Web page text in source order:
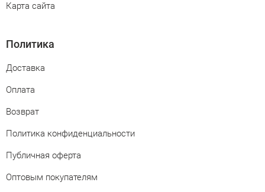
Карта сайта
Политика
Доставка
Оплата
Возврат
Политика конфиденциальности
Публичная оферта
Оптовым покупателям